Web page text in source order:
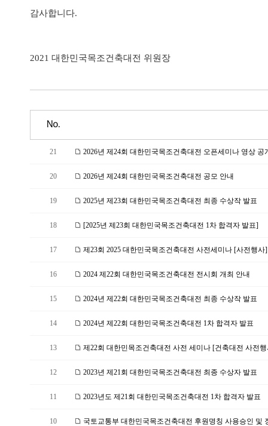
감사합니다.
2021 대한민국목조건축대전 위원장
No.
21 2026년 제24회 대한민국목조건축대전 오픈세미나 영상 공
20 2026년 제24회 대한민국목조건축대전 공모 안내
19 2025년 제23회 대한민국목조건축대전 최종 수상작 발표
18 [2025년 제23회 대한민국목조건축대전 1차 합격자 발표]
17 제23회 2025 대한민국목조건축대전 사전세미나 [사전행사]
16 2024 제22회 대한민국목조건축대전 전시회 개최 안내
15 2024년 제22회 대한민국목조건축대전 최종 수상작 발표
14 2024년 제22회 대한민국목조건축대전 1차 합격자 발표
13 제22회 대한민목조건축대전 사전 세미나 [건축대전 사전
12 2023년 제21회 대한민국목조건축대전 최종 수상자 발표
11 2023년도 제21회 대한민국목조건축대전 1차 합격자 발표
10 국토교통부 대한민국목조건축대전 후원명칭 사용승인 및